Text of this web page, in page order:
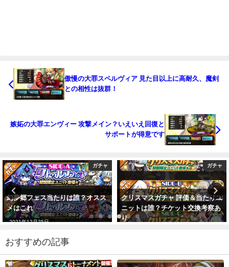
傲慢の大罪スペルヴィア 見た目以上に高耐久、魔剣
との相性は抜群！
嫉妬の大罪エンヴィー 攻撃メイン？いえいえ回復と
サポートが得意です
ガチャ
幻夢郷フェス当たりは誰？オスス
メはこれ
2021年12月25日
ガチャ
クリスマスガチャ 評価＆当たりユ
ニットは誰？チケット交換考察あ
り
おすすめの記事